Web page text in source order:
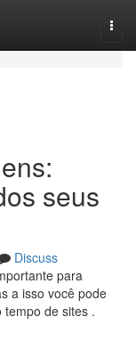
seus
Discuss
para
a isso você pode
de sites .